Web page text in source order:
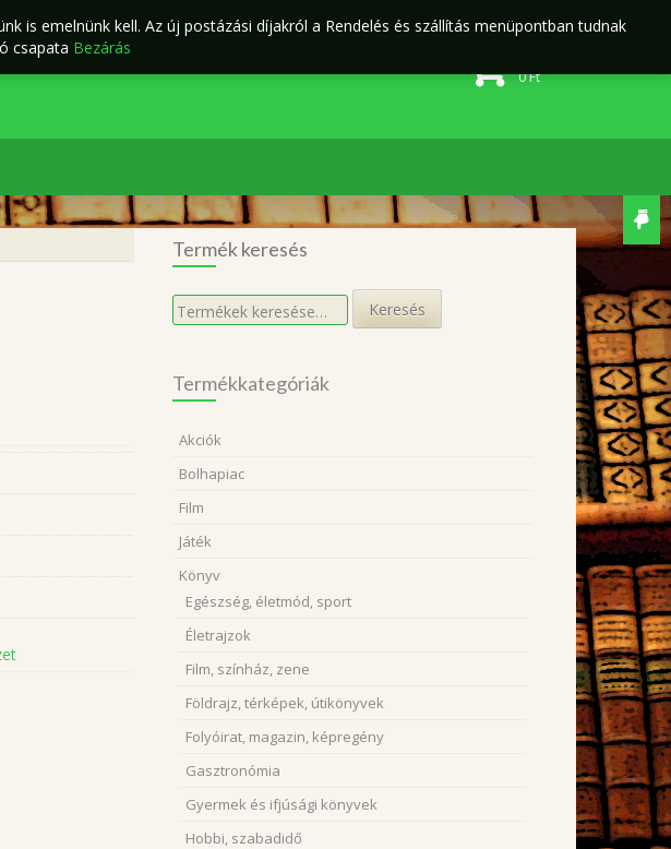
ÁSZF Kapcsolat Rendelés és szállítás Adatvédelmi irányelvek
0Ft
Termék keresés
Keresés
a
Keresés
Termékkategóriák
Akciók
Bolhapiac
Film
Játék
Könyv
Egészség, életmód, sport
Életrajzok
Film, színház, zene
Földrajz, térképek, útikönyvek
Folyóirat, magazin, képregény
Gasztronómia
Gyermek és ifjúsági könyvek
Hobbi, szabadidő
is emelnünk kell. Az új postázási díjakról a Rendelés és szállítás menüpontban tudnak
csapata Bezárás